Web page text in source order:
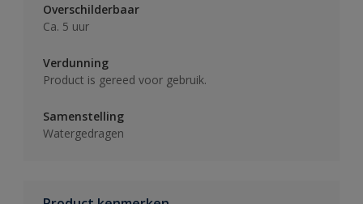
Overschilderbaar
Ca. 5 uur
Verdunning
Product is gereed voor gebruik.
Samenstelling
Watergedragen